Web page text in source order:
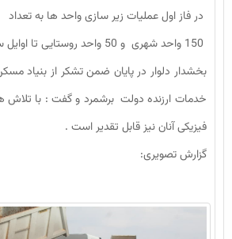
در فاز اول عملیات زیر سازی واحد ها به تعداد
بخشدار دلوار در پایان ضمن تشکر از بنیاد
خدمات ارزنده دولت برشمرد و گفت : با
فیزیکی آنان نیز قابل تقدیر است .
گزارش تصویری: